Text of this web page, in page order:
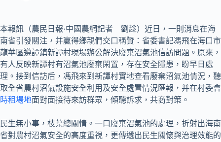
本報訊（農民日報·中國農網記者 劉趁）近日，一則消息在海
南省引發關注，并贏得鄉親們交口稱贊：省委書記馮飛在海口市
龍華區遵譚鎮新譚村現場辦公解決廢棄沼氣池信訪問題。原來，
有人反映新譚村有沼氣池廢棄閑置，存在安全隱患，盼早日處
理。接到信訪后，馮飛來到新譚村實地查看廢棄沼氣池情況，聽
取全省農村沼氣設施安全利用及安全處置情況匯報，并在村委會
時租場地面對面接待來訪群眾，傾聽訴求，共商對策。
民生無小事，枝葉總關情。一口廢棄沼氣池的處理，折射出海南
省對農村沼氣安全的高度重視，更傳遞出民生關懷與治理效能的